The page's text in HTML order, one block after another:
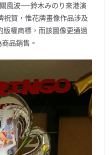
風波──鈴木みのり來港演
祝賀，惟花牌畫像作品涉及
權商標，而該圖像更通過
品銷售。